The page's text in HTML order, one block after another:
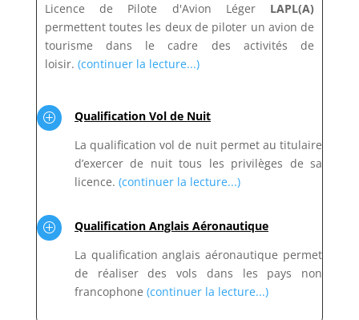
Licence de Pilote d'Avion Léger LAPL(A)
permettent toutes les deux de piloter un avion de
tourisme dans le cadre des activités de
loisir. (continuer la lecture...)
P
Qualification Vol de Nuit
La qualification vol de nuit permet au titulaire
d’exercer de nuit tous les privilèges de sa
licence. (continuer la lecture...)
P
Qualification Anglais Aéronautique
La qualification anglais aéronautique permet
de réaliser des vols dans les pays non
francophone (continuer la lecture...)